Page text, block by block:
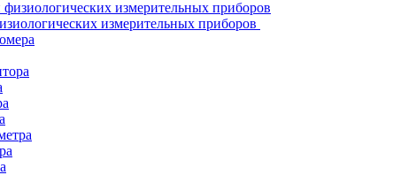
измерительных приборов